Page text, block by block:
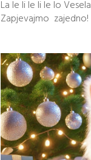
La le li le li le lo
Zapjevajmo zajedno!